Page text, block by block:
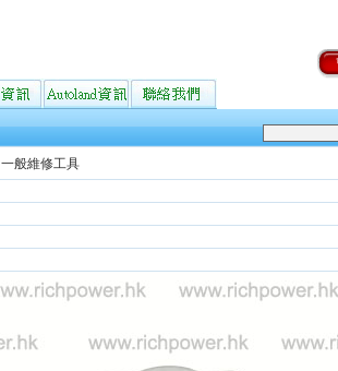
一般維修工具